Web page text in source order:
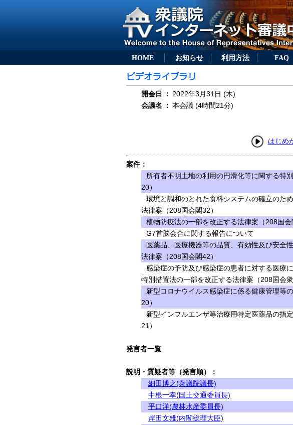
HOME お知らせ 利用方法 FAQ
開会日 ： 2022年3月31日 (木)
会議名
： 本会議 (4時間21分)
はじめ
案件：
所有者不明土地の利用の円滑化等に関する特
20）
環境と調和のとれた食料システムの確立のた
法律案（208国会閣32）
植物防疫法の一部を改正する法律案（208国会
G7首脳会合に関する報告について
医薬品、医療機器等の品質、有効性及び安全
法律案（208国会閣42）
感染症の予防及び感染症の患者に対する医療
特別措置法の一部を改正する法律案（208国会衆
新型コロナウイルス感染症に係る健康管理等
20）
新型インフルエンザ等治療用特定医薬品の指
21）
発言者一覧
説明・質疑者等（発言順）：
細田博之(衆議院議長)
中根一幸(国土交通委員長)
平口洋(農林水産委員長)
岸田文雄(内閣総理大臣)